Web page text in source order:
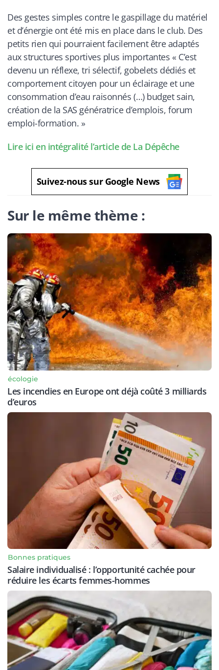
Des gestes simples contre le gaspillage du matériel
et d’énergie ont été mis en place dans le club. Des
petits rien qui pourraient facilement être adaptés
aux structures sportives plus importantes « C’est
devenu un réflexe, tri sélectif, gobelets dédiés et
comportement citoyen pour un éclairage et une
consommation d’eau raisonnés (…) budget sain,
création de la SAS génératrice d’emplois, forum
emploi-formation. »
Lire ici en intégralité l’article de La Dépêche
Suivez-nous sur Google News
Sur le même thème :
écologie
Les incendies en Europe ont déjà coûté 3 milliards
d’euros
Bonnes pratiques
Salaire individualisé : l’opportunité cachée pour
réduire les écarts femmes-hommes